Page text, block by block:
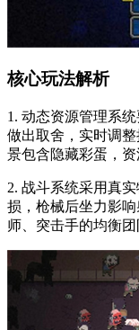
核心玩法解析
1. 动态资源管理系
做出取舍，实时调
景包含隐藏彩蛋，资
2. 战斗系统采用真
损，枪械后坐力影
师、突击手的均衡